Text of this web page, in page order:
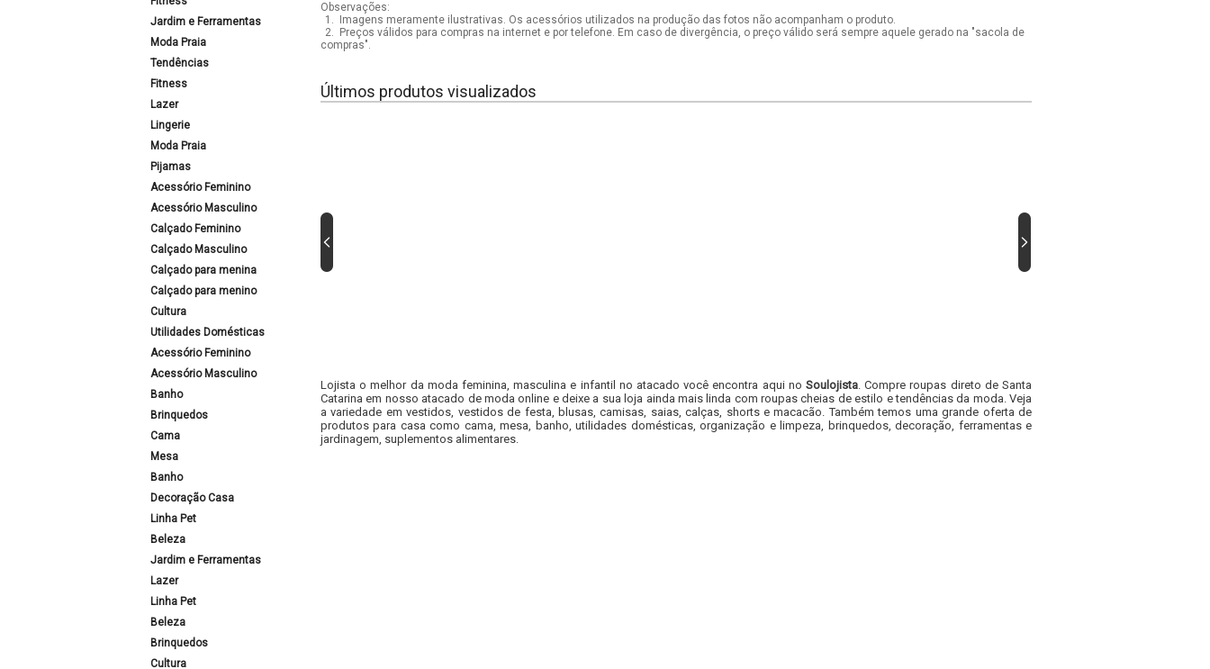
Jardim e Ferramentas
Moda Praia
Tendências
Fitness
Lazer
Lingerie
Moda Praia
Pijamas
Acessório Feminino
Acessório Masculino
Calçado Feminino
Calçado Masculino
Calçado para menina
Calçado para menino
Cultura
Utilidades Domésticas
Acessório Feminino
Acessório Masculino
Banho
Brinquedos
Cama
Mesa
Banho
Decoração Casa
Linha Pet
Beleza
Jardim e Ferramentas
Lazer
Linha Pet
Beleza
Brinquedos
Cultura
Observações:
1.
Imagens meramente ilustrativas. Os acessórios utilizados na produção das fotos não acompanham o produto.
2.
Preços válidos para compras na internet e por telefone. Em caso de divergência, o preço válido será sempre aquele gerado na "sacola de
compras".
Últimos produtos visualizados
Lojista o melhor da moda feminina, masculina e infantil no atacado você encontra aqui no Soulojista. Compre roupas direto de Santa
Catarina em nosso atacado de moda online e deixe a sua loja ainda mais linda com roupas cheias de estilo e tendências da moda. Veja
a variedade em vestidos, vestidos de festa, blusas, camisas, saias, calças, shorts e macacão. Também temos uma grande oferta de
produtos para casa como cama, mesa, banho, utilidades domésticas, organização e limpeza, brinquedos, decoração, ferramentas e
jardinagem, suplementos alimentares.